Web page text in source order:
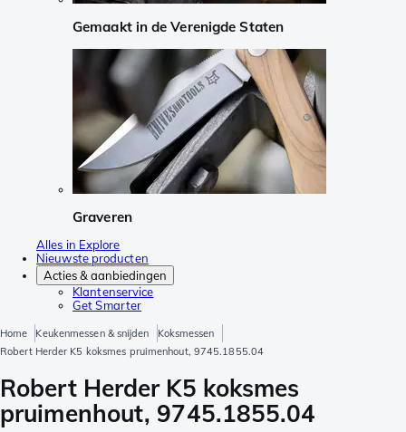
Gemaakt in de Verenigde Staten
Graveren
Alles in Explore
Nieuwste producten
Acties & aanbiedingen
Klantenservice
Get Smarter
Home Keukenmessen & snijden
Koksmessen
Robert Herder K5 koksmes pruimenhout, 9745.1855.04
Robert Herder K5 koksmes
pruimenhout, 9745.1855.04